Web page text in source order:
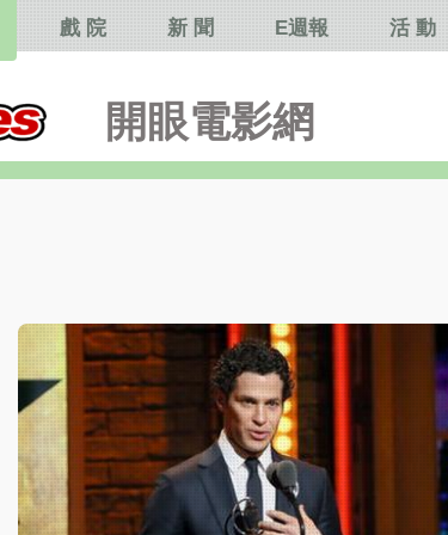
開眼電影網
戲 院 新 聞 E週報 活 動